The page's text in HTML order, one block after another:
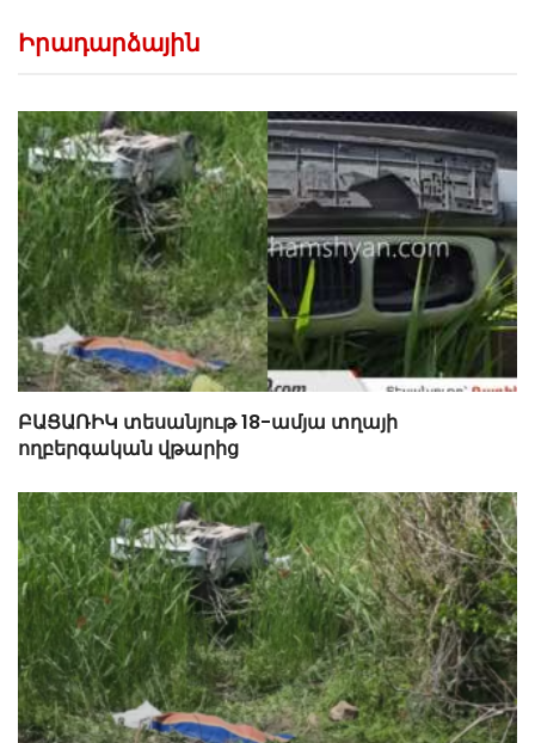
Իրադարձային
ԲԱՑԱՌԻԿ տեսանյութ 18-ամյա տղայի
ողբերգական վթարից